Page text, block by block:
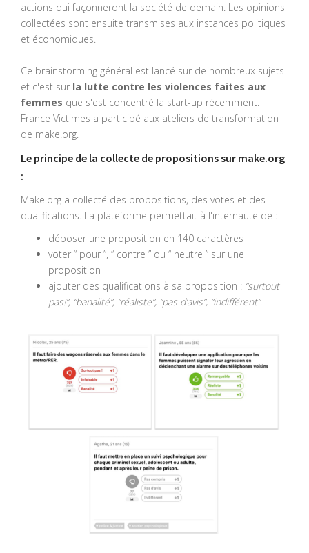
actions qui façonneront la société de demain. Les opinions
collectées sont ensuite transmises aux instances politiques
et économiques.
Ce brainstorming général est lancé sur de nombreux sujets
et c'est sur la lutte contre les violences faites aux
femmes que s'est concentré la start-up récemment.
France Victimes a participé aux ateliers de transformation
de make.org.
Le principe de la collecte de propositions sur make.org
:
Make.org a collecté des propositions, des votes et des
qualifications. La plateforme permettait à l'internaute de :
déposer une proposition en 140 caractères
voter “ pour ”, “ contre ” ou “ neutre ” sur une
proposition
ajouter des qualifications à sa proposition : “surtout
pas!”, “banalité”, “réaliste”, “pas d’avis”, “indifférent”.